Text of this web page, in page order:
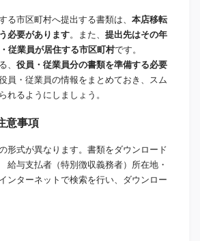
る市区町村へ提出する書類は、 本店移転
必要があります。また、 提出先はその年
従業員が居住する市区町村です。
、 役員・従業員分の書類を準備する必要
員・従業員の情報をまとめておき、スム
れるようにしましょう。
意事項
形式が異なります。書類をダウンロード
与支払者（特別徴収義務者）所在地・
ンターネットで検索を行い、ダウンロー